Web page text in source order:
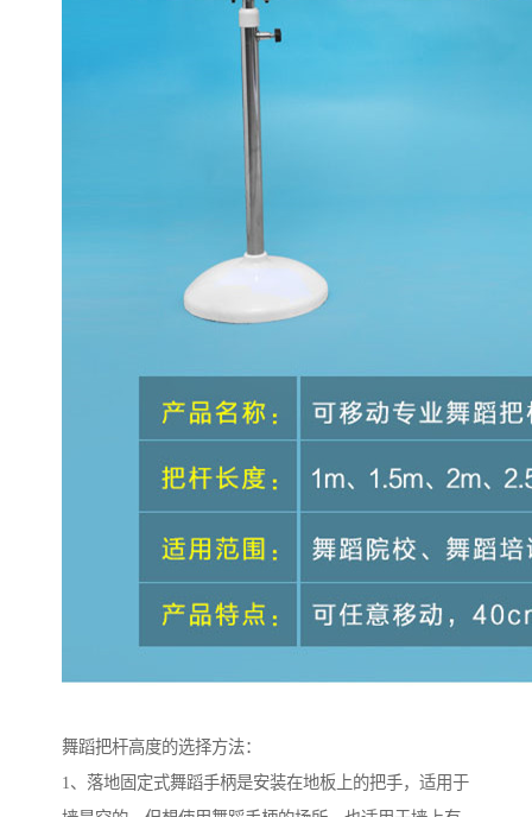
舞蹈把杆高度的选择方法：
1、落地固定式舞蹈手柄是安装在地板上的把手，适用于